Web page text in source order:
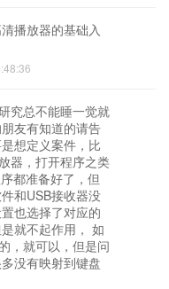
播放器的基础入
究总不能睡一觉就
友有知道的请告
想定义案件，比
器，打开程序之类
都准备好了，但
和USB接收器没
也选择了对应的
就不起作用， 如
，就可以，但是问
没有映射到键盘